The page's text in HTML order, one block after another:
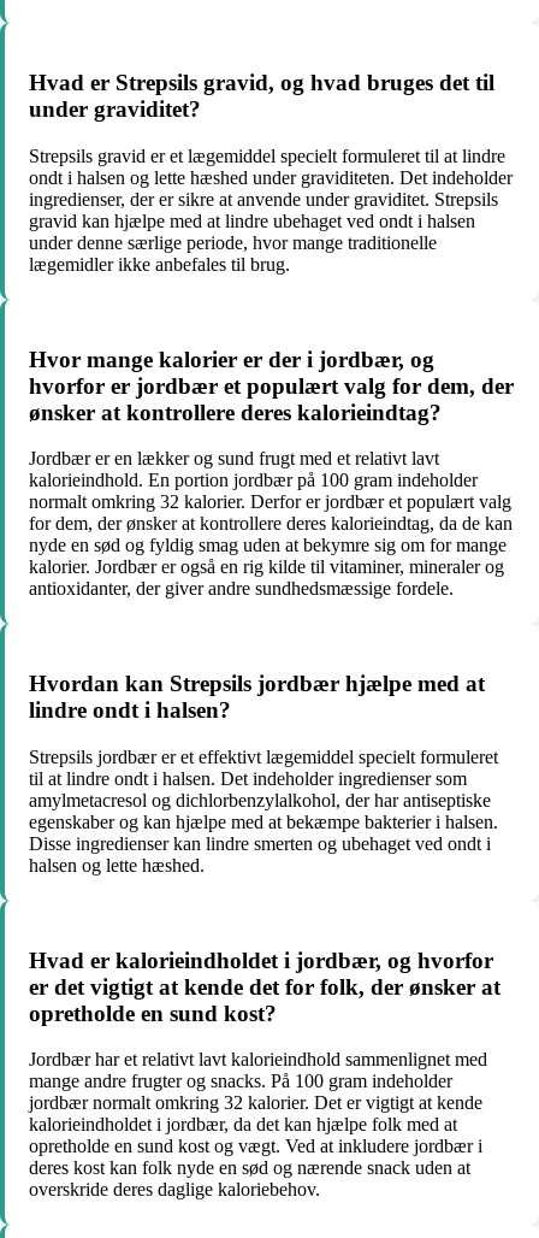
Hvad er Strepsils gravid, og hvad bruges det til
under graviditet?
Strepsils gravid er et lægemiddel specielt formuleret til at lindre
ondt i halsen og lette hæshed under graviditeten. Det indeholder
ingredienser, der er sikre at anvende under graviditet. Strepsils
gravid kan hjælpe med at lindre ubehaget ved ondt i halsen
under denne særlige periode, hvor mange traditionelle
lægemidler ikke anbefales til brug.
Hvor mange kalorier er der i jordbær, og
hvorfor er jordbær et populært valg for dem, der
ønsker at kontrollere deres kalorieindtag?
Jordbær er en lækker og sund frugt med et relativt lavt
kalorieindhold. En portion jordbær på 100 gram indeholder
normalt omkring 32 kalorier. Derfor er jordbær et populært valg
for dem, der ønsker at kontrollere deres kalorieindtag, da de kan
nyde en sød og fyldig smag uden at bekymre sig om for mange
kalorier. Jordbær er også en rig kilde til vitaminer, mineraler og
antioxidanter, der giver andre sundhedsmæssige fordele.
Hvordan kan Strepsils jordbær hjælpe med at
lindre ondt i halsen?
Strepsils jordbær er et effektivt lægemiddel specielt formuleret
til at lindre ondt i halsen. Det indeholder ingredienser som
amylmetacresol og dichlorbenzylalkohol, der har antiseptiske
egenskaber og kan hjælpe med at bekæmpe bakterier i halsen.
Disse ingredienser kan lindre smerten og ubehaget ved ondt i
halsen og lette hæshed.
Hvad er kalorieindholdet i jordbær, og hvorfor
er det vigtigt at kende det for folk, der ønsker at
opretholde en sund kost?
Jordbær har et relativt lavt kalorieindhold sammenlignet med
mange andre frugter og snacks. På 100 gram indeholder
jordbær normalt omkring 32 kalorier. Det er vigtigt at kende
kalorieindholdet i jordbær, da det kan hjælpe folk med at
opretholde en sund kost og vægt. Ved at inkludere jordbær i
deres kost kan folk nyde en sød og nærende snack uden at
overskride deres daglige kaloriebehov.